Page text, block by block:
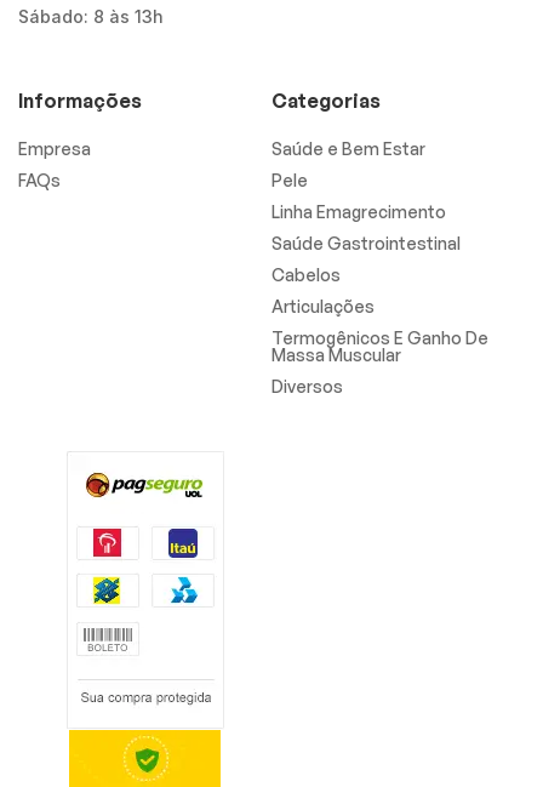
Sábado: 8 às 13h
Informações
Empresa
FAQs
Categorias
Saúde e Bem Estar
Pele
Linha Emagrecimento
Saúde Gastrointestinal
Cabelos
Articulações
Termogênicos E Ganho De
Massa Muscular
Diversos